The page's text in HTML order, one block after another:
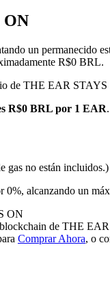
ON
un permanecido
R$0 BRL.
de THE EAR
R$0 BRL por 1 EAR
gas no están incluidos.)
0%, alcanzando un
ON
de THE
Comprar Ahora, o